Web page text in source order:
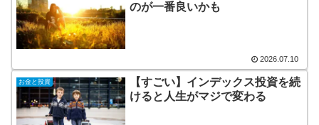
のが一番良いかも
2026.07.10
お金と投資
【すごい】インデックス投資を続
けると人生がマジで変わる